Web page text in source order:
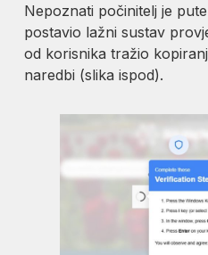
Nepoznati počinitelj je
postavio lažni sustav
od korisnika tražio
naredbi (slika ispod).